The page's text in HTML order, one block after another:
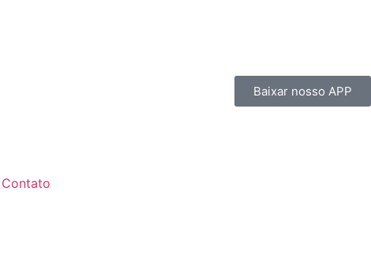
Baixar nosso APP
Contato